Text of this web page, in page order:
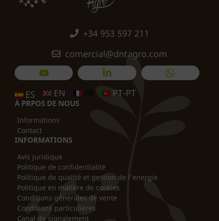
+34 953 597 211
comercial@dntagro.com
ES EN PT-PT
À PRPOS DE NOUS
Informations
Contact
INFORMATIONS
Avis juridique
Politique de confidentialité
Politique de qualité et gestion de l'energie
Politique en matière de cookies
Conditions générales de vente
Conditions particulières
Canal de signalement